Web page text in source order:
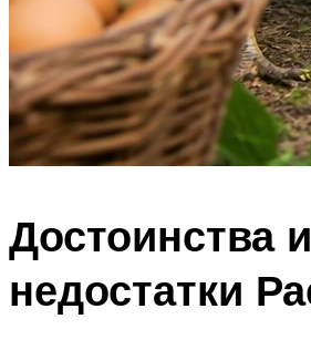
Достоинства и
недостатки